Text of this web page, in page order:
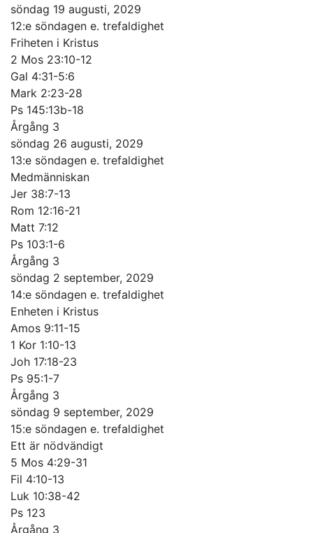
söndag 19 augusti, 2029
12:e söndagen e. trefaldighet
Friheten i Kristus
2 Mos 23:10-12
Gal 4:31-5:6
Mark 2:23-28
Ps 145:13b-18
Årgång 3
söndag 26 augusti, 2029
13:e söndagen e. trefaldighet
Medmänniskan
Jer 38:7-13
Rom 12:16-21
Matt 7:12
Ps 103:1-6
Årgång 3
söndag 2 september, 2029
14:e söndagen e. trefaldighet
Enheten i Kristus
Amos 9:11-15
1 Kor 1:10-13
Joh 17:18-23
Ps 95:1-7
Årgång 3
söndag 9 september, 2029
15:e söndagen e. trefaldighet
Ett är nödvändigt
5 Mos 4:29-31
Fil 4:10-13
Luk 10:38-42
Ps 123
Årgång 3